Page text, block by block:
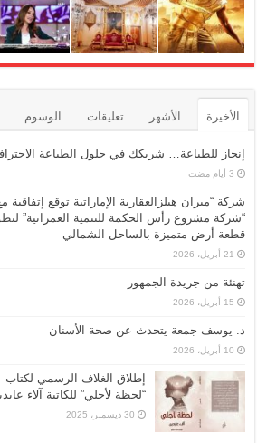
الأخيرة الأشهر تعليقات الوسوم
إنجاز للطباعة… شريكك في حلول الطباعة
شركة “ميران هيلزالعقارية الإماراتية توقع إتفاقية
“شركة مشروع رأس الحكمة للتنمية العمرانية”
قطعة أرض متميزة بالساحل الشمالي
21 أبريل، 2026
تهنئة من جريدة الجمهور
15 أبريل، 2026
د. يوسف جمعة يتحدث عن صحة الأسنان
10 أبريل، 2026
إطلاق الغلاف الرسمي لكتاب
“لحظة لأجلي” للكاتبة آلاء
30 ديسمبر، 2025